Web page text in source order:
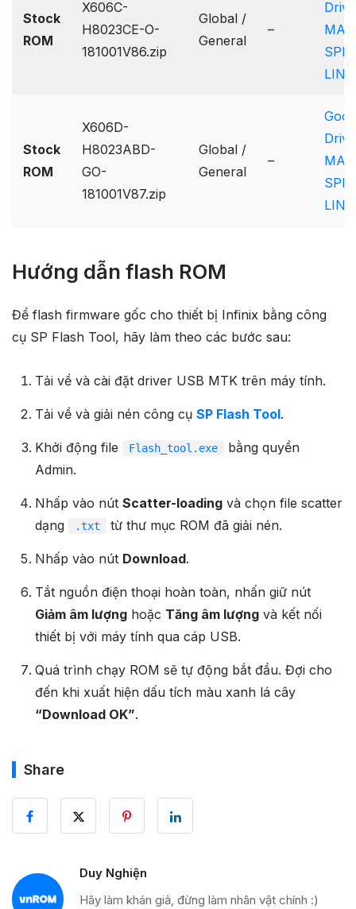
Stock
ROM
X606C-
H8023CE-O-
181001V86.zip
Global /
General
–
Drive
MAX
LINK
Stock
ROM
X606D-
H8023ABD-
GO-
181001V87.zip
Global /
General
–
Drive
MAX
LINK
Hướng dẫn flash ROM
Để flash firmware gốc cho thiết bị Infinix bằng công
cụ SP Flash Tool, hãy làm theo các bước sau:
Tải về và cài đặt driver USB MTK trên máy tính.
Tải về và giải nén công cụ SP Flash Tool.
Khởi động file Flash_tool.exe
bằng quyền
Admin.
Nhấp vào nút Scatter-loadingvà chọn file scatter
dạng
.txt từ thư mục ROM đã giải nén.
Nhấp vào nút Download.
Tắt nguồn điện thoại hoàn toàn, nhấn giữ nút
Giảm âm lượnghoặc Tăng âm lượngvà kết nối
thiết bị với máy tính qua cáp USB.
Quá trình chạy ROM sẽ tự động bắt đầu. Đợi cho
đến khi xuất hiện dấu tích màu xanh lá cây
“Download OK”.
Share
Duy Nghiện
Hãy làm khán giả, đừng làm nhân vật chính :)